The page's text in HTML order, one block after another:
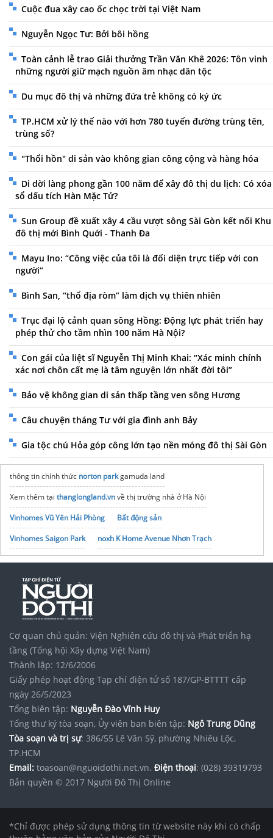
Cuộc đua xây cao ốc chọc trời tại Việt Nam
Nguyễn Ngọc Tư: Bởi bôi hồng
Toàn cảnh lễ trao Giải thưởng Trần Văn Khê 2026: Tôn vinh
những người giữ mạch nguồn âm nhạc dân tộc
Du mục đô thị và những đứa trẻ không có ký ức
TP.HCM xử lý thế nào với hơn 780 tuyến đường trùng tên,
trùng số?
"Thổi hồn" di sản vào không gian công cộng và hàng hóa
Di dời làng phong gần 100 năm để xây đô thị du lịch: Có xóa
sổ dấu tích Hàn Mặc Tử?
Sun Group đề xuất xây 4 cầu vượt sông Sài Gòn kết nối Khu
đô thị mới Bình Quới - Thanh Đa
Mayu Ino: “Công việc của tôi là đối diện trực tiếp với con
người”
Bình San, “thổ địa ròm” làm dịch vụ thiên nhiên
Trục đại lộ cảnh quan sông Hồng: Động lực phát triển hay
phép thử cho tầm nhìn 100 năm Hà Nội?
Con gái của liệt sĩ Nguyễn Thị Minh Khai: “Xác minh chính
xác nơi chôn cất mẹ là tâm nguyện lớn nhất đời tôi”
Bảo vệ không gian di sản thấp tầng ven sông Hương
Câu chuyện tháng Tư với gia đình anh Bảy
Gia tộc chú Hỏa góp công lớn tạo nền móng đô thị Sài Gòn
thông tin chính thức norton parkgamuda land
Xem thêm tại thanglongland.vnvề thị trường nhà ở Hà Nội
Vinhomes Vũ Yên Hải Phòng
Bất động sản
Vinhomes Saigon Park
noxh K Home Avenue Nhơn Trạch
Tập đoàn Bcons Group
Cơ quan chủ quản: Viện Nghiên cứu đô thị và Phát triển hạ
tầng (Tổng hội Xây dựng Việt Nam)
Thành lập: 12/6/2006
Giấy phép hoạt động Tạp chí điện tử số 187/GP-BTTTT cấp
ngày 26/5/2023
Tổng biên tập: Nguyễn Đào Vĩnh Huy
Tổng thư ký tòa soạn, Ủy viên ban biên tập: Ngô Trung Dũng
Tòa soạn và trị sự: 386/55 Lê Văn Sỹ, phường Nhiêu Lộc,
TP.HCM
Email: toasoan@nguoidothi.net.vn. Điện thoại: (028) 39319793
Bản quyền © 2017 Người Đô Thị Online
*Chỉ được phép sử dụng thông tin từ website này khi có chấp